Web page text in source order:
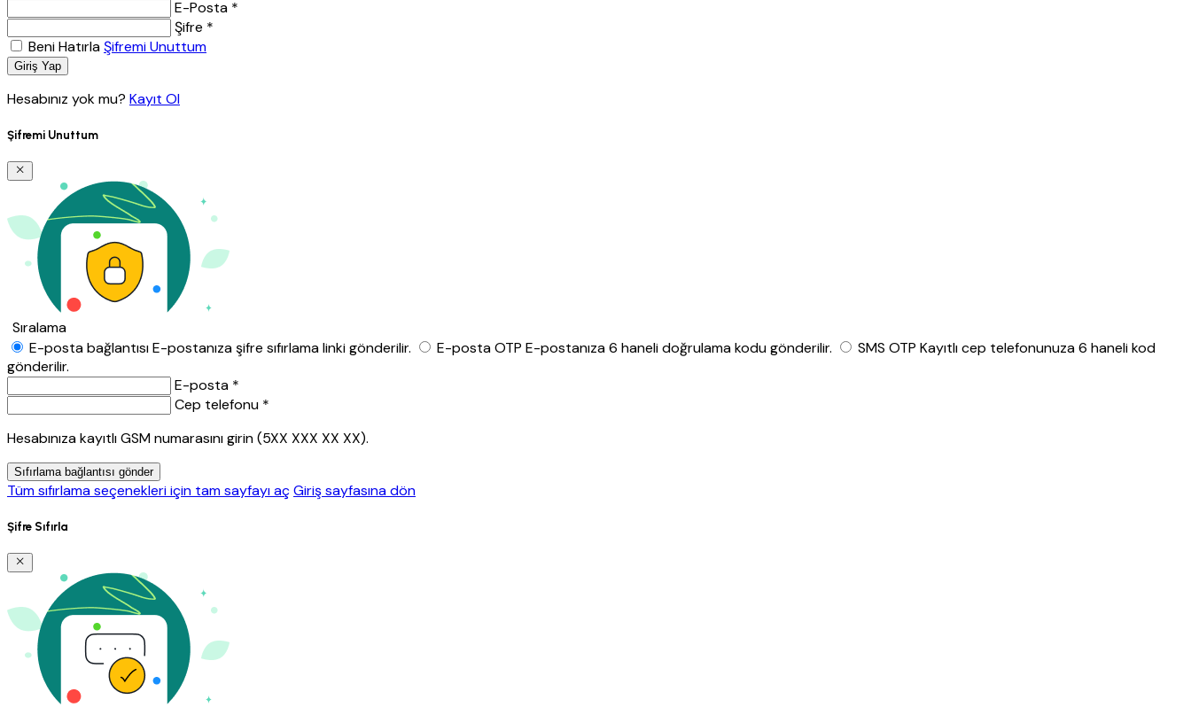
E-Posta *
Şifre *
Beni HatırlaŞifremi Unuttum
Giriş Yap
Hesabınız yok mu? Kayıt Ol
Şifremi Unuttum
E-posta bağlantısıE-postanıza şifre sıfırlama linki gönderilir. E-posta OTP E-postanıza 6 haneli doğrulama kodu gönderilir. SMS OTP Kayıtlı cep telefonunuza 6 haneli kod
gönderilir.
E-posta *
Cep telefonu *
Hesabınıza kayıtlı GSM numarasını girin (5XX XXX XX XX).
Sıfırlama bağlantısı gönder
Tüm sıfırlama seçenekleri için tam sayfayı açGiriş sayfasına dön
Şifre Sıfırla
Sıralama